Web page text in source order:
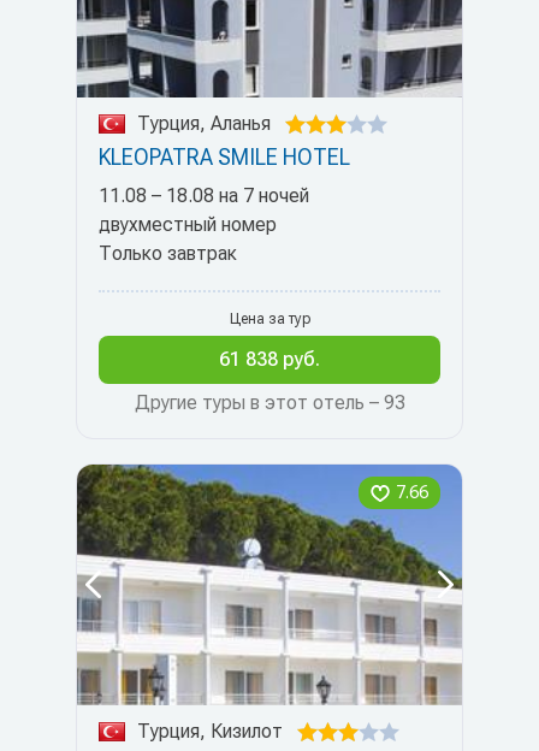
Турция, Аланья
KLEOPATRA SMILE HOTEL
11.08 – 18.08 на 7 ночей
двухместный номер
Только завтрак
Другие туры в этот отель – 93
Цена за тур
61 838 руб.
7.66
Турция, Кизилот